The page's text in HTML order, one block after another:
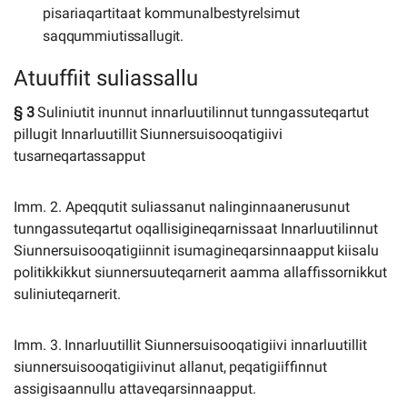
pisariaqartitaat kommunalbestyrelsimut
saqqummiutissallugit.
Atuuffiit suliassallu
§ 3 Suliniutit inunnut innarluutilinnuttunngassuteqartut
pillugit InnarluutillitSiunnersuisooqatigiivi
tusarneqartassapput
Imm. 2. Apeqqutit suliassanut nalinginnaanerusunut
tunngassuteqartut oqallisigineqarnissaat Innarluutilinnut
Siunnersuisooqatigiinnit isumagineqarsinnaapput kiisalu
politikkikkut siunnersuuteqarnerit aamma allaffissornikkut
suliniuteqarnerit.
Imm. 3. Innarluutillit Siunnersuisooqatigiivi innarluutillit
siunnersuisooqatigiivinut allanut, peqatigiiffinnut
assigisaannullu attaveqarsinnaapput.